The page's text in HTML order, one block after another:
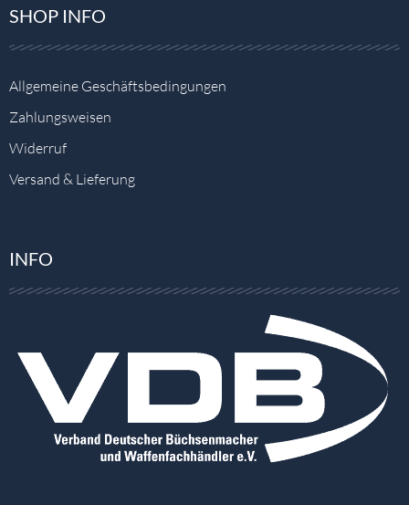
SHOP INFO
Allgemeine Geschäftsbedingungen
Zahlungsweisen
Widerruf
Versand & Lieferung
INFO